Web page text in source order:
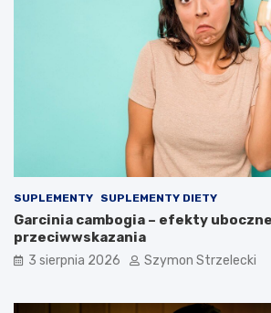
SUPLEMENTY SUPLEMENTY DIETY
Garcinia cambogia – efekty
przeciwwskazania
3 sierpnia 2026 Szymon Strzelecki